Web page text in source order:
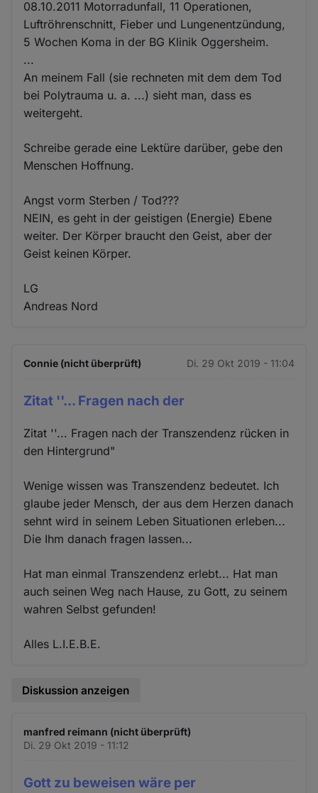
08.10.2011 Motorradunfall, 11 Operationen,
Luftröhrenschnitt, Fieber und Lungenentzündung,
5 Wochen Koma in der BG Klinik Oggersheim.
...
An meinem Fall (sie rechneten mit dem dem Tod
bei Polytrauma u. a. ...) sieht man, dass es
weitergeht.
Schreibe gerade eine Lektüre darüber, gebe den
Menschen Hoffnung.
Angst vorm Sterben / Tod???
NEIN, es geht in der geistigen (Energie) Ebene
weiter. Der Körper braucht den Geist, aber der
Geist keinen Körper.
LG
Andreas Nord
Connie (nicht überprüft) Di. 29 Okt 2019 - 11:04
Zitat ''... Fragen nach der
Zitat ''... Fragen nach der Transzendenz rücken in
den Hintergrund"
Wenige wissen was Transzendenz bedeutet. Ich
glaube jeder Mensch, der aus dem Herzen danach
sehnt wird in seinem Leben Situationen erleben...
Die Ihm danach fragen lassen...
Hat man einmal Transzendenz erlebt... Hat man
auch seinen Weg nach Hause, zu Gott, zu seinem
wahren Selbst gefunden!
Alles L.I.E.B.E.
Diskussion anzeigen
manfred reimann (nicht überprüft)
Di. 29 Okt 2019 - 11:12
Gott zu beweisen wäre per